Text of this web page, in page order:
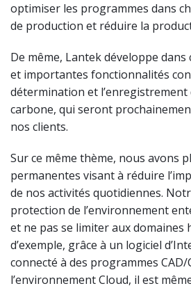
optimiser les programmes dans
de production et réduire la
De même, Lantek développe dans
et importantes fonctionnalités
détermination et l’enregistrement
carbone, qui seront
nos clients.
Sur ce même thème, nous avons
permanentes visant à réduire
de nos activités quotidiennes.
protection de l’environnement
et ne pas se limiter aux domaines
d’exemple, grâce à un logiciel
connecté à des programmes CAD/
l’environnement Cloud, il est